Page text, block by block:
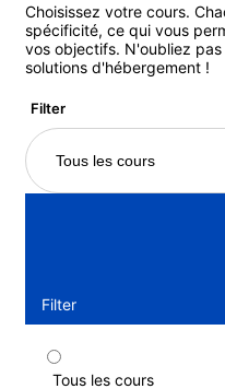
Choisissez votre cours.
spécificité, ce qui vous
vos objectifs. N'oubliez
solutions d'hébergement !
Filter
Tous les cours
Filter
Tous les cours